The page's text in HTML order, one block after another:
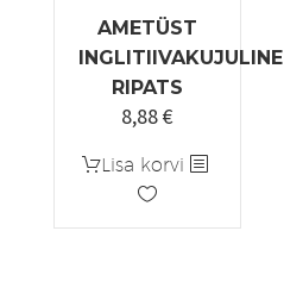
AMETÜST
INGLITIIVAKUJULINE
RIPATS
8,88€
Lisa korvi